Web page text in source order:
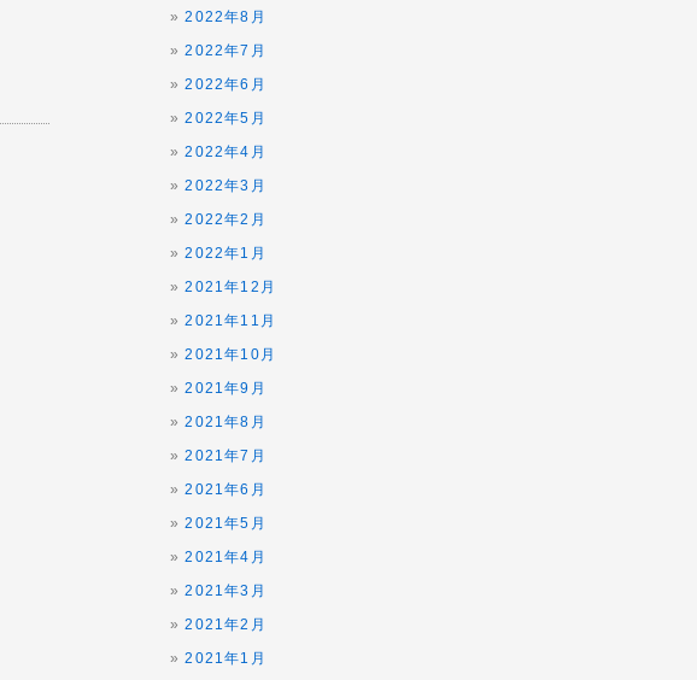
2022年8月
2022年7月
2022年6月
2022年5月
2022年4月
2022年3月
2022年2月
2022年1月
2021年12月
2021年11月
2021年10月
2021年9月
2021年8月
2021年7月
2021年6月
2021年5月
2021年4月
2021年3月
2021年2月
2021年1月